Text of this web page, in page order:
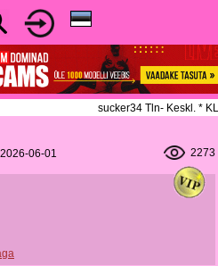
sucker34 Tln- Keskl. *
2026-06-01 2273